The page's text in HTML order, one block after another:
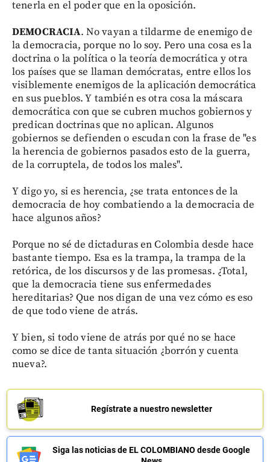
tenerla en el poder que en la oposición.
DEMOCRACIA. No vayan a tildarme de enemigo de
la democracia, porque no lo soy. Pero una cosa es la
doctrina o la política o la teoría democrática y otra
los países que se llaman demócratas, entre ellos los
visiblemente enemigos de la aplicación democrática
en sus pueblos. Y también es otra cosa la máscara
democrática con que se cubren muchos gobiernos y
predican doctrinas que no aplican. Algunos
gobiernos se defienden o escudan con la frase de "es
la herencia de gobiernos pasados esto de la guerra,
de la corruptela, de todos los males".
Y digo yo, si es herencia, ¿se trata entonces de la
democracia de hoy combatiendo a la democracia de
hace algunos años?
Porque no sé de dictaduras en Colombia desde hace
bastante tiempo. Esa es la trampa, la trampa de la
retórica, de los discursos y de las promesas. ¿Total,
que la democracia tiene sus enfermedades
hereditarias? Que nos digan de una vez cómo es eso
de que todo viene de atrás.
Y bien, si todo viene de atrás por qué no se hace
como se dice de tanta situación ¿borrón y cuenta
nueva?.
Regístrate a nuestro newsletter
Siga las noticias de EL COLOMBIANO desde Google